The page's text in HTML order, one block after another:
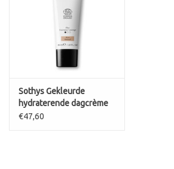
Sothys Gekleurde
hydraterende dagcrème
Organics N20
€47,60